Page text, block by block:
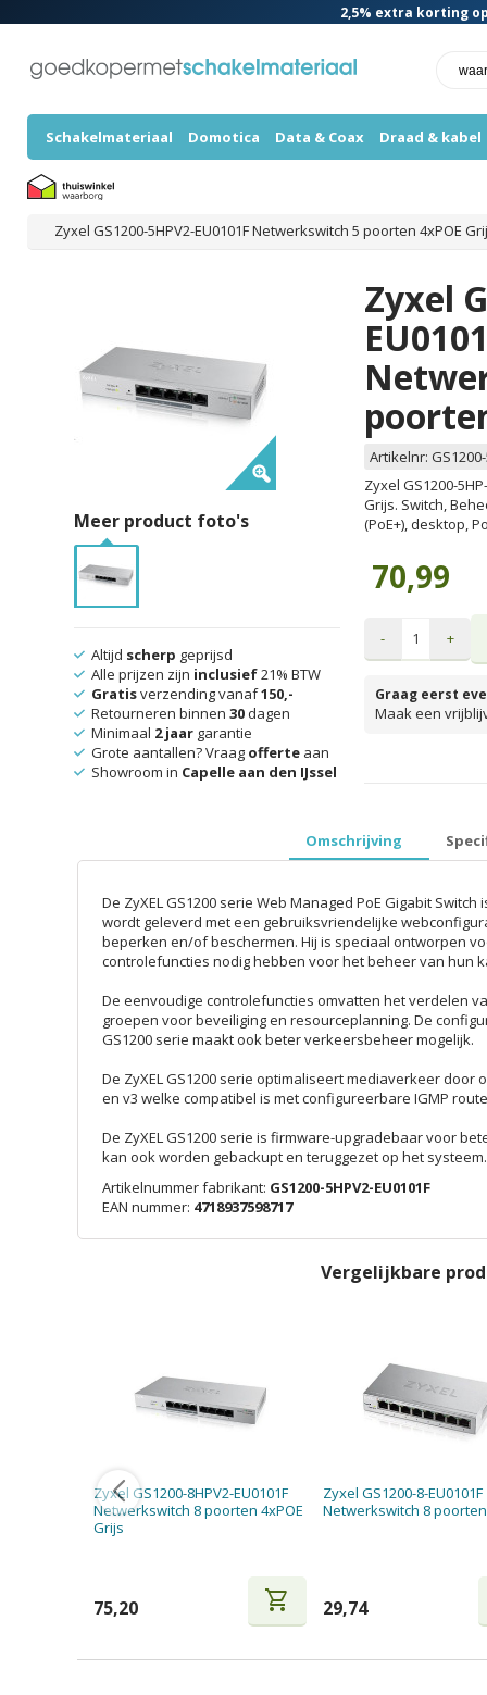
2,5% extra korting
Schakelmateriaal Domotica Data & Coax Draad & kabel
Zyxel GS1200-5HPV2-EU0101F Netwerkswitch 5 poorten 4xPOE
Zyxel
Artikelnr:
Zyxel GS1200-
Grijs. Switch,
(PoE+), desktop,
70,99
- +
Graag eerst
Maak een
Meer product foto's
Altijd scherp geprijsd
Alle prijzen zijn inclusief21% BTW
Gratisverzending vanaf150,-
Retourneren binnen 30dagen
Minimaal 2 jaargarantie
Grote aantallen? Vraag offerteaan
Showroom in Capelle aan den IJssel
Omschrijving
De ZyXEL GS1200 serie Web Managed PoE Gigabit
wordt geleverd met een gebruiksvriendelijke
beperken en/of beschermen. Hij is speciaal ontworpen
controlefuncties nodig hebben voor het beheer van hun
De eenvoudige controlefuncties omvatten het verdelen
groepen voor beveiliging en resourceplanning. De
GS1200 serie maakt ook beter verkeersbeheer mogelijk.
De ZyXEL GS1200 serie optimaliseert mediaverkeer door
en v3 welke compatibel is met configureerbare IGMP
De ZyXEL GS1200 serie is firmware-upgradebaar voor
kan ook worden gebackupt en teruggezet op het systeem.
Artikelnummer fabrikant: GS1200-5HPV2-EU0101F
EAN nummer: 4718937598717
Vergelijkbare
Zyxel GS1200-8HPV2-EU0101F
Netwerkswitch 8 poorten 4xPOE
Grijs
75,20 shopping_cart
Zyxel GS1200-8-EU0101F
Netwerkswitch 8
29,74